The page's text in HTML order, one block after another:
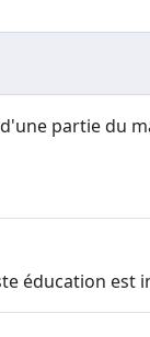
partie du
éducation